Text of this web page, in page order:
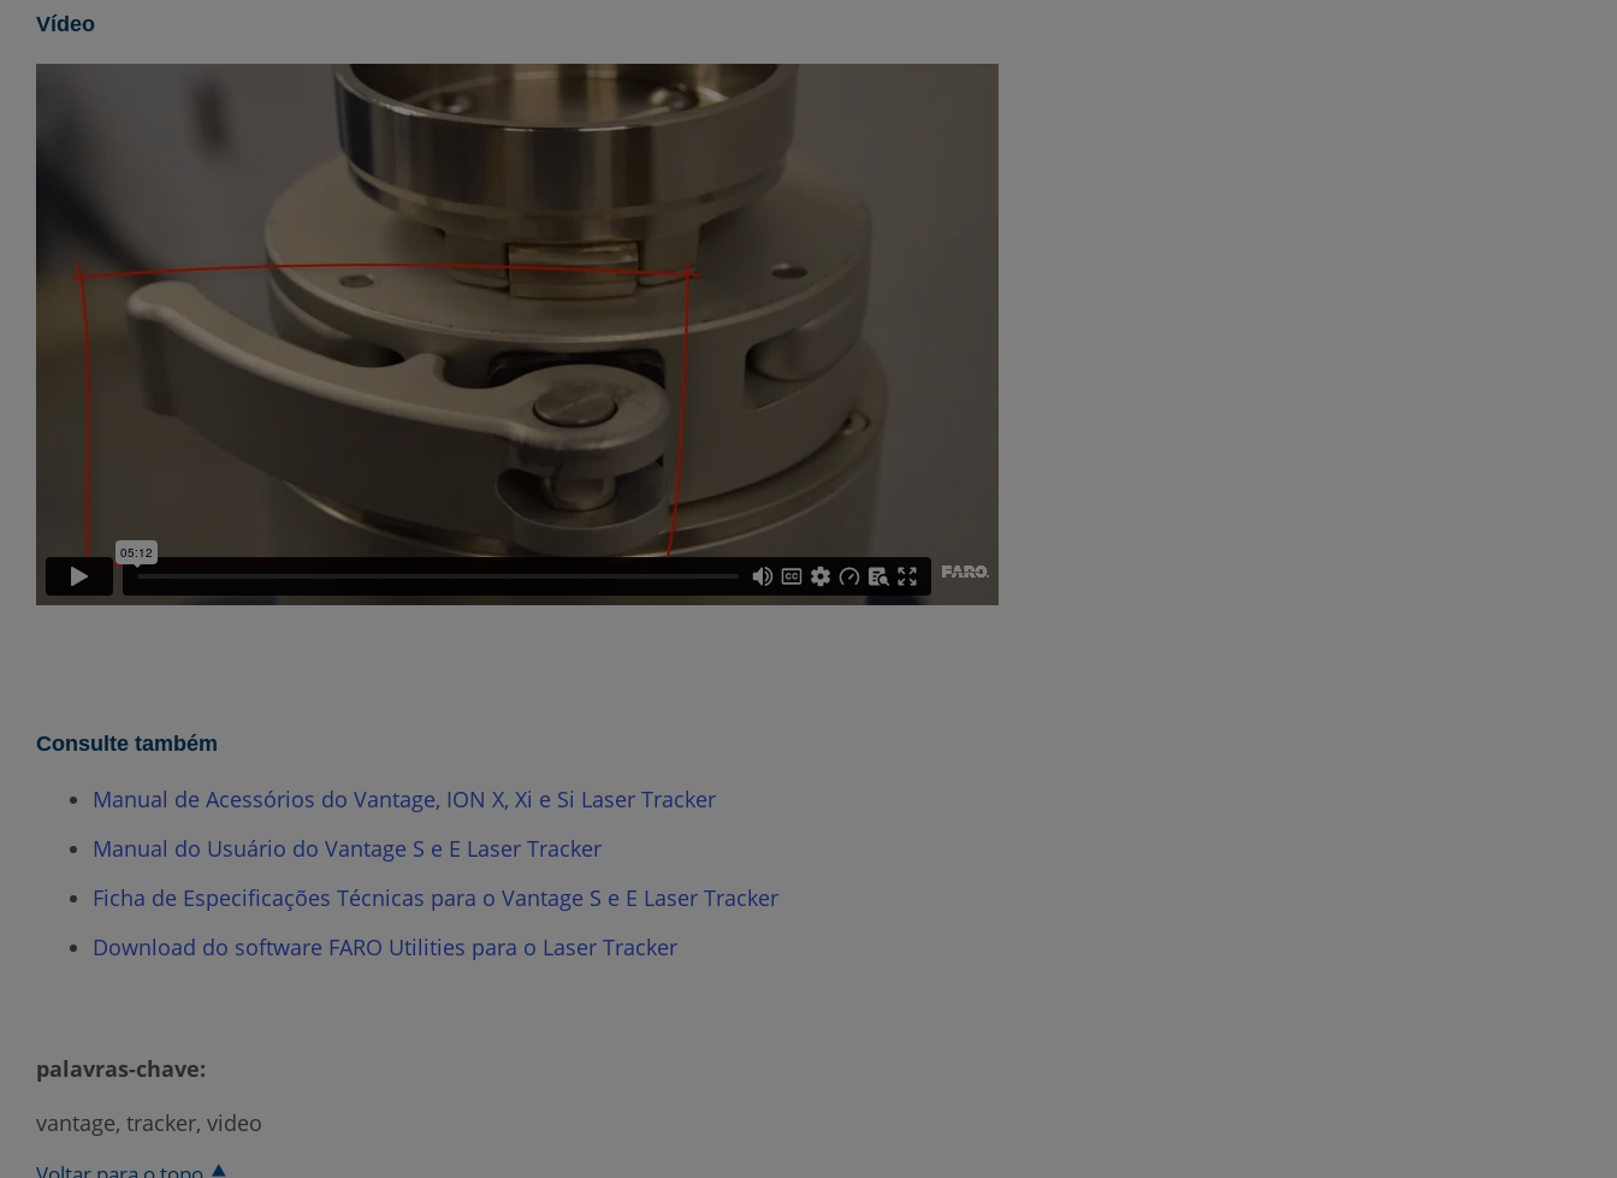
Vídeo
Consulte também
Manual de Acessórios do Vantage, ION X, Xi e Si Laser Tracker
Manual do Usuário do Vantage S e E Laser Tracker
Ficha de Especificações Técnicas para o Vantage S e E Laser Tracker
Download do software FARO Utilities para o Laser Tracker
palavras-chave:
vantage, tracker, video